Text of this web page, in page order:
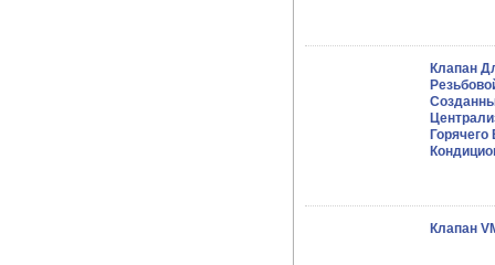
Клапан
Клапан